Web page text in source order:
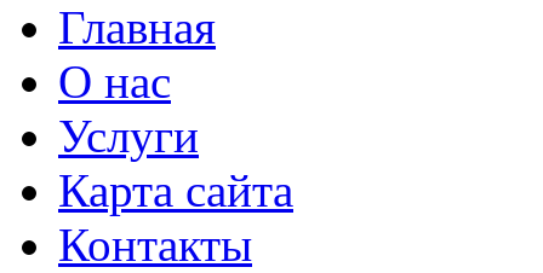
Главная
О нас
Услуги
Карта сайта
Контакты